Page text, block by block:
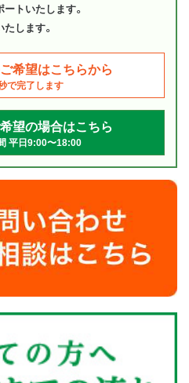
トいたします。
します。
希望はこちらから
で完了します
望の場合はこちら
平日9:00〜18:00